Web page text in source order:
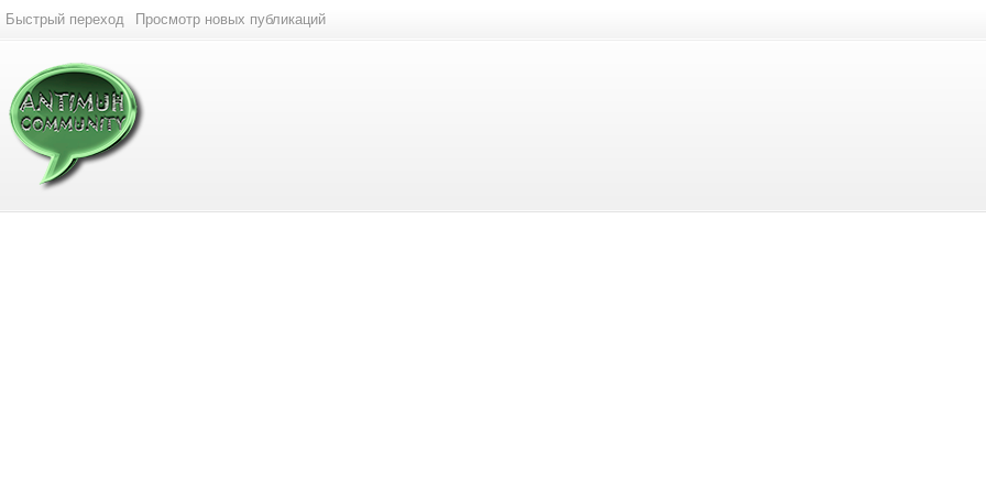
Быстрый переход Просмотр новых публикаций